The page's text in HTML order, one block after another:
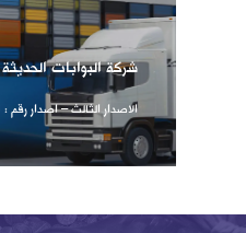
شركة البوابات الحديثة
الاصدار الثالث – اصدار رقم : 202400103